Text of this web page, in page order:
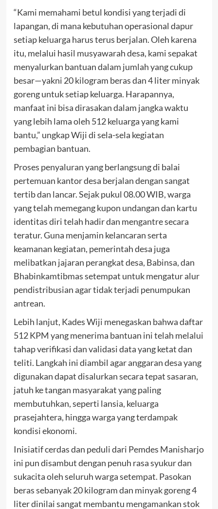
“Kami memahami betul kondisi yang terjadi di
lapangan, di mana kebutuhan operasional dapur
setiap keluarga harus terus berjalan. Oleh karena
itu, melalui hasil musyawarah desa, kami sepakat
menyalurkan bantuan dalam jumlah yang cukup
besar—yakni 20 kilogram beras dan 4 liter minyak
goreng untuk setiap keluarga. Harapannya,
manfaat ini bisa dirasakan dalam jangka waktu
yang lebih lama oleh 512 keluarga yang kami
bantu,” ungkap Wiji di sela-sela kegiatan
pembagian bantuan.
Proses penyaluran yang berlangsung di balai
pertemuan kantor desa berjalan dengan sangat
tertib dan lancar. Sejak pukul 08.00 WIB, warga
yang telah memegang kupon undangan dan kartu
identitas diri telah hadir dan mengantre secara
teratur. Guna menjamin kelancaran serta
keamanan kegiatan, pemerintah desa juga
melibatkan jajaran perangkat desa, Babinsa, dan
Bhabinkamtibmas setempat untuk mengatur alur
pendistribusian agar tidak terjadi penumpukan
antrean.
Lebih lanjut, Kades Wiji menegaskan bahwa daftar
512 KPM yang menerima bantuan ini telah melalui
tahap verifikasi dan validasi data yang ketat dan
teliti. Langkah ini diambil agar anggaran desa yang
digunakan dapat disalurkan secara tepat sasaran,
jatuh ke tangan masyarakat yang paling
membutuhkan, seperti lansia, keluarga
prasejahtera, hingga warga yang terdampak
kondisi ekonomi.
Inisiatif cerdas dan peduli dari Pemdes Manisharjo
ini pun disambut dengan penuh rasa syukur dan
sukacita oleh seluruh warga setempat. Pasokan
beras sebanyak 20 kilogram dan minyak goreng 4
liter dinilai sangat membantu mengamankan stok